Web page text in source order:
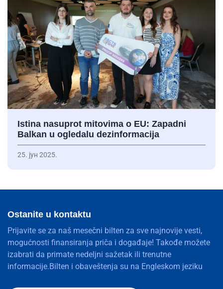
Istina nasuprot mitovima o EU: Zapadni
Balkan u ogledalu dezinformacija
25. јун 2025.
Ostanite u kontaktu
Prijavite se za naš mesečni bilten za sve najnovije vesti,
mogućnosti finansiranja priča i događaje! Takođe možete
izabrati da primate nedeljni sažetak ili trenutne
informacije.Bilten i obaveštenja su na Engleskom jeziku